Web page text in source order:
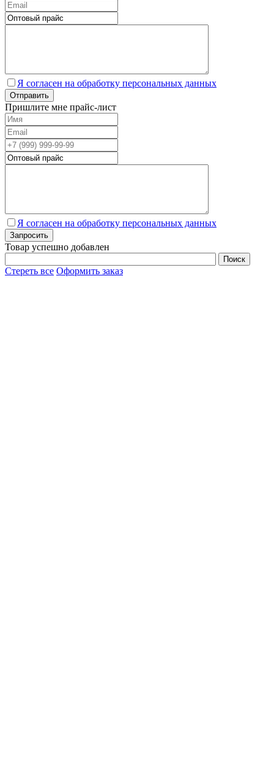
Я согласен на обработку персональных данных
Пришлите мне прайс-лист
Я согласен на обработку персональных данных
Товар успешно добавлен
Стереть все Оформить заказ